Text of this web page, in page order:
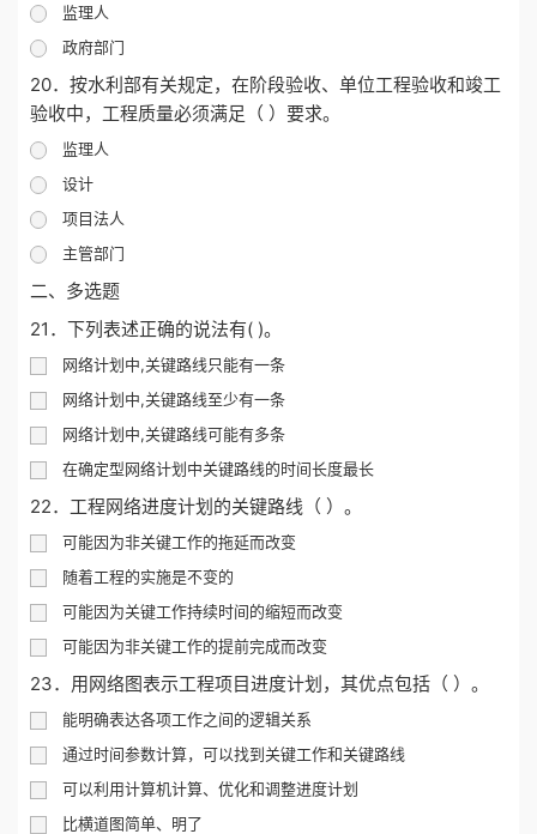
监理人
政府部门
20．按水利部有关规定，在阶段验收、单位工程验收和竣工
验收中，工程质量必须满足（ ）要求。
监理人
设计
项目法人
主管部门
二、多选题
21．下列表述正确的说法有( )。
网络计划中,关键路线只能有一条
网络计划中,关键路线至少有一条
网络计划中,关键路线可能有多条
在确定型网络计划中关键路线的时间长度最长
22．工程网络进度计划的关键路线（ ）。
可能因为非关键工作的拖延而改变
随着工程的实施是不变的
可能因为关键工作持续时间的缩短而改变
可能因为非关键工作的提前完成而改变
23．用网络图表示工程项目进度计划，其优点包括（ ）。
能明确表达各项工作之间的逻辑关系
通过时间参数计算，可以找到关键工作和关键路线
可以利用计算机计算、优化和调整进度计划
比横道图简单、明了